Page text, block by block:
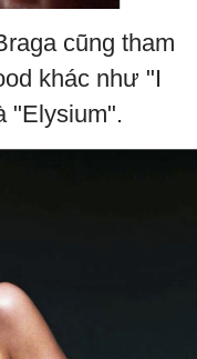
cũng tham
khác như "I
"Elysium".